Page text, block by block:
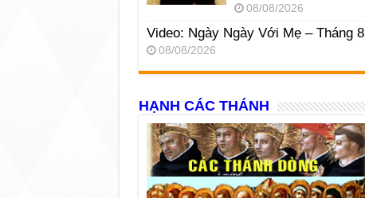
08/08/2026
Video: Ngày Ngày Với Mẹ – Tháng 8
08/08/2026
HẠNH CÁC THÁNH